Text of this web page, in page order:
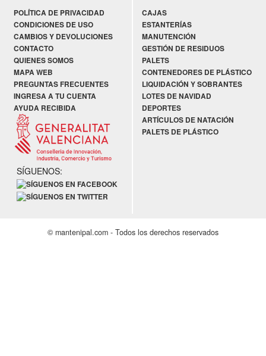
POLÍTICA DE PRIVACIDAD
CONDICIONES DE USO
CAMBIOS Y DEVOLUCIONES
CONTACTO
QUIENES SOMOS
MAPA WEB
PREGUNTAS FRECUENTES
INGRESA A TU CUENTA
AYUDA RECIBIDA
SÍGUENOS:
CAJAS
ESTANTERÍAS
MANUTENCIÓN
GESTIÓN DE RESIDUOS
PALETS
CONTENEDORES DE PLÁSTICO
LIQUIDACIÓN Y SOBRANTES
LOTES DE NAVIDAD
DEPORTES
ARTÍCULOS DE NATACIÓN
PALETS DE PLÁSTICO
© mantenipal.com - Todos los derechos reservados